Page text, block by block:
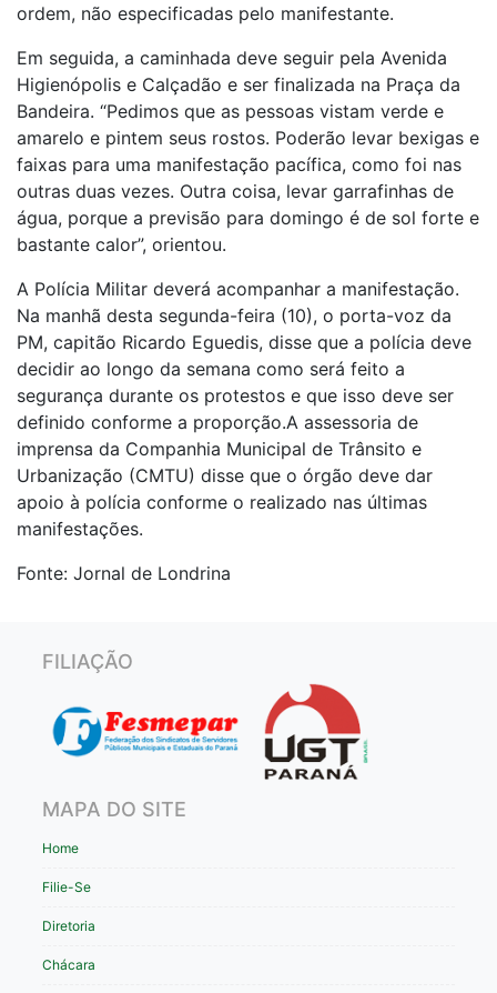
ordem, não especificadas pelo manifestante.
Em seguida, a caminhada deve seguir pela Avenida
Higienópolis e Calçadão e ser finalizada na Praça da
Bandeira. “Pedimos que as pessoas vistam verde e
amarelo e pintem seus rostos. Poderão levar bexigas e
faixas para uma manifestação pacífica, como foi nas
outras duas vezes. Outra coisa, levar garrafinhas de
água, porque a previsão para domingo é de sol forte e
bastante calor”, orientou.
A Polícia Militar deverá acompanhar a manifestação.
Na manhã desta segunda-feira (10), o porta-voz da
PM, capitão Ricardo Eguedis, disse que a polícia deve
decidir ao longo da semana como será feito a
segurança durante os protestos e que isso deve ser
definido conforme a proporção.A assessoria de
imprensa da Companhia Municipal de Trânsito e
Urbanização (CMTU) disse que o órgão deve dar
apoio à polícia conforme o realizado nas últimas
manifestações.
Fonte: Jornal de Londrina
FILIAÇÃO
MAPA DO SITE
Home
Filie-Se
Diretoria
Chácara